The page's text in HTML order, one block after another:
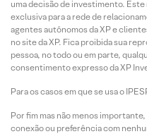
uma decisão de investimento.
exclusiva para a rede de
agentes autônomos da XP e
no site da XP. Fica proibida sua
pessoa, no todo ou em parte,
consentimento expresso da XP
Para os casos em que se usa o
Por fim mas não menos
conexão ou preferência com